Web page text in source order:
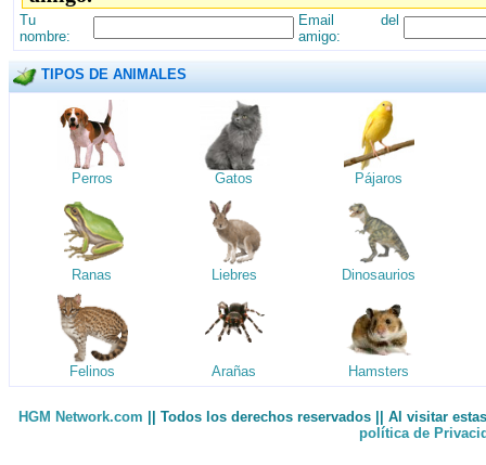
Tu
nombre:
Email del
amigo:
TIPOS DE ANIMALES
Perros Gatos Pájaros
Ranas Liebres Dinosaurios
Felinos Arañas Hamsters
HGM Network.com || Todos los derechos reservados || Al visitar
política de